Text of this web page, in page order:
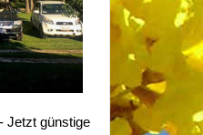
Jetzt günstige